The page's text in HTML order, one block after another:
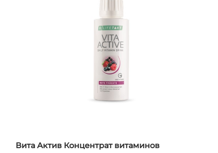
Вита Актив Концентрат витаминов